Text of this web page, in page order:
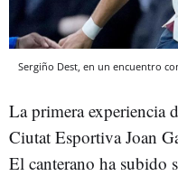
Sergiño Dest, en un encuentro
La primera experiencia
Ciutat Esportiva Joan
El canterano ha subido